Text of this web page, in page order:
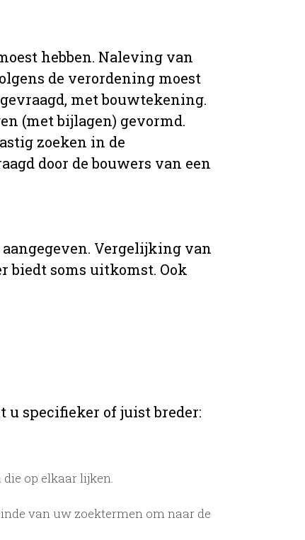
hebben. Naleving van
de verordening moest
met bouwtekening.
(met bijlagen) gevormd.
zoeken in de
door de bouwers van een
Vergelijking van
biedt soms uitkomst. Ook
u specifieker of juist breder:
op elkaar lijken.
van uw zoektermen om naar de